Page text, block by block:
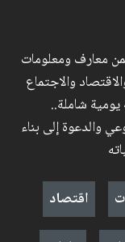
معارف ومعلومات
والاجتماع
شاملة..
والدعوة إلى بناء
اقتصاد